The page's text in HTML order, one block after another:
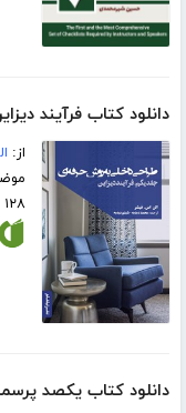
دانلود کتاب فرآیند
از:
۱۲۸ صفحه
دانلود کتاب یکصد